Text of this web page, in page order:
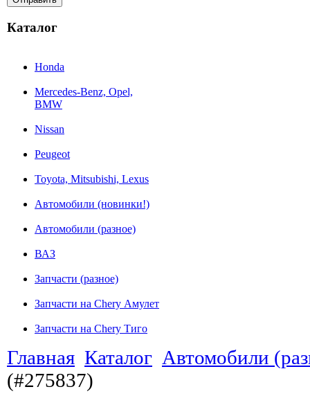
Каталог
Honda
Mercedes-Benz, Opel,
BMW
Nissan
Peugeot
Toyota, Mitsubishi, Lexus
Автомобили (новинки!)
Автомобили (разное)
ВАЗ
Запчасти (разное)
Запчасти на Chery Амулет
Запчасти на Chery Тиго
Главная Каталог Автомобили
(#275837)